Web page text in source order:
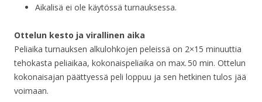
Aikalisä ei ole käytössä turnauksessa.
Ottelun kesto ja virallinen aika
Peliaika turnauksen alkulohkojen peleissä on 2×15 minuuttia
tehokasta peliaikaa, kokonaispeliaika on max. 50 min. Ottelun
kokonaisajan päättyessä peli loppuu ja sen hetkinen tulos jää
voimaan.